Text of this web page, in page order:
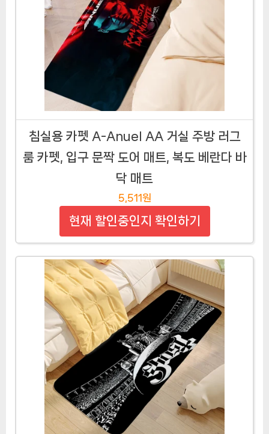
침실용 카펫 A-Anuel AA 거실 주방 러그
룸 카펫, 입구 문짝 도어 매트, 복도 베란다 바
닥 매트
5,511원
현재 할인중인지 확인하기